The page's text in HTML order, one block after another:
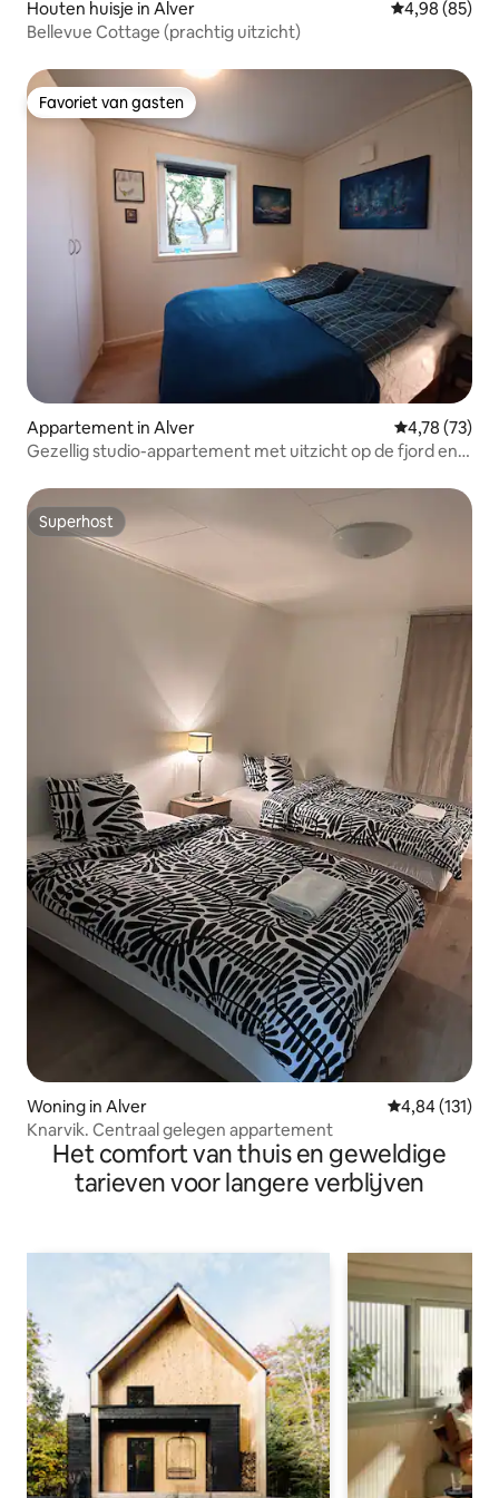
Houten huisje in Alver Gemiddelde
4,98 (85)
Bellevue Cottage (prachtig uitzicht)
Favoriet van gasten
Favoriet van gasten
Appartement in Alver Gemiddelde
4,78 (73)
Gezellig studio-appartement met uitzicht op de fjord en
Superhost
Superhost
Woning in Alver Gemiddelde
4,84 (131)
Knarvik. Centraal gelegen appartement
Het comfort van thuis en geweldige
tarieven voor langere verblijven